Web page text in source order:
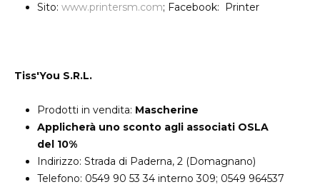
Sito: www.printersm.com; Facebook: Printer
Tiss'You S.R.L.
Prodotti in vendita: Mascherine
Applicherà uno sconto agli associati OSLA
del 10%
Indirizzo: Strada di Paderna, 2 (Domagnano)
Telefono: 0549 90 53 34 interno 309; 0549 964537